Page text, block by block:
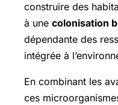
construire des
à une colonisation
dépendante des
intégrée à
En combinant les
ces